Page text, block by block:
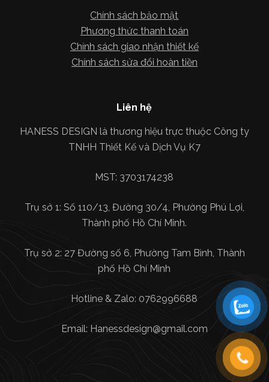
Chính sách bảo mật
Phương thức thanh toán
Chính sách giao nhận thiết kế
Chính sách sửa đổi hoàn tiền
Liên hệ
HANESS DESIGN là thương hiệu trực thuộc Công ty
TNHH Thiết Kế và Dịch Vụ K7
MST: 3703174238
Trụ sở 1: Số 110/13, Đường 30/4, Phường Phú Lợi,
Thành phố Hồ Chí Minh.
Trụ sở 2: 27 Đường số 6, Phường Tam Bình, Thành
phố Hồ Chí Minh
Hotline & Zalo: 0762996688
Email: Hanessdesign@gmail.com